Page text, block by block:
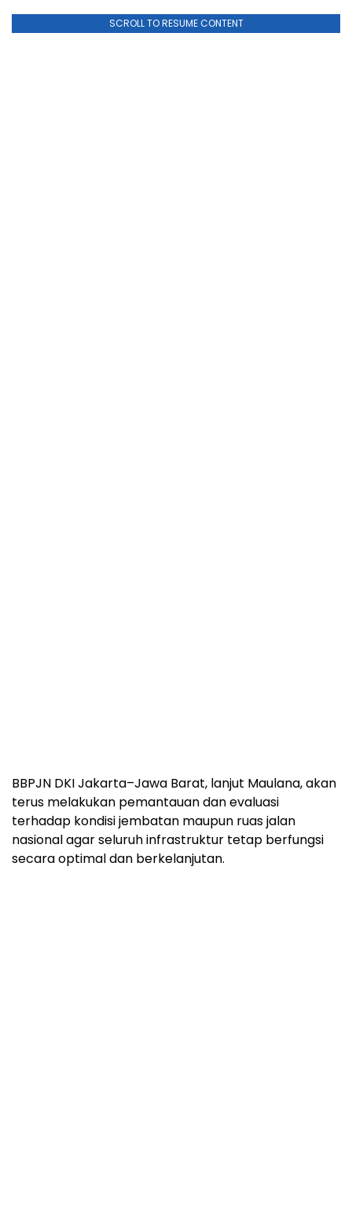
SCROLL TO RESUME CONTENT
BBPJN DKI Jakarta–Jawa Barat, lanjut Maulana, akan
terus melakukan pemantauan dan evaluasi
terhadap kondisi jembatan maupun ruas jalan
nasional agar seluruh infrastruktur tetap berfungsi
secara optimal dan berkelanjutan.